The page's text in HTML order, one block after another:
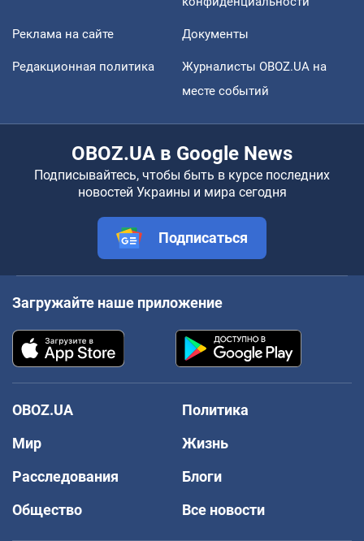
Реклама на сайте Документы
Редакционная политика
Журналисты OBOZ.UA на
месте событий
OBOZ.UA в Google News
Подписывайтесь, чтобы быть в курсе последних
новостей Украины и мира сегодня
Подписаться
Загружайте наше приложение
OBOZ.UA
Политика
Мир
Жизнь
Расследования
Блоги
Общество
Все новости